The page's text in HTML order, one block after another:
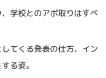
学校とのアポ取りはすべ
てくる発表の仕方、イン
る姿。